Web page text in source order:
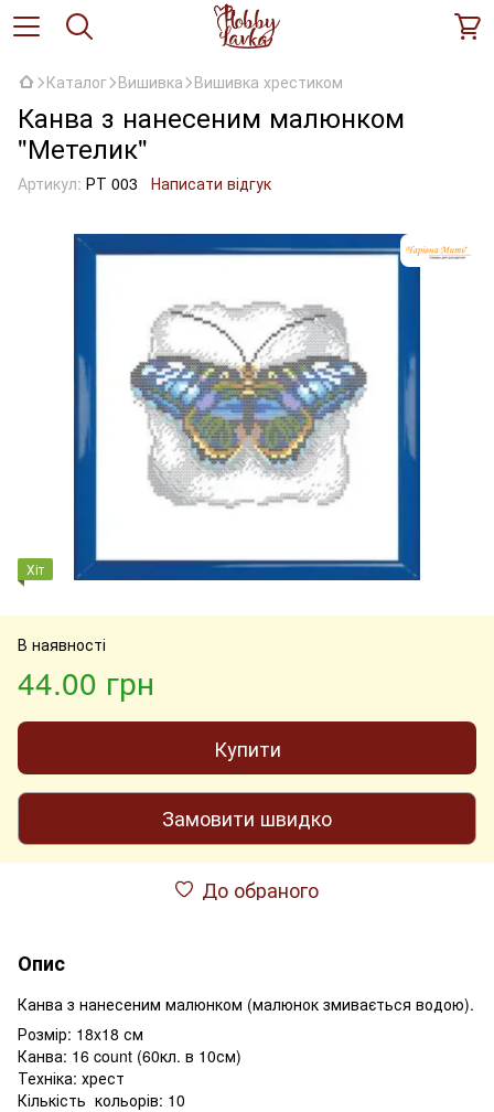
Каталог Вишивка Вишивка хрестиком
Канва з нанесеним малюнком
"Метелик"
Артикул: РТ 003 Написати відгук
Хіт
В наявності
44.00 грн
Купити
Замовити швидко
До обраного
Опис
Канва з нанесеним малюнком (малюнок змивається водою).
Розмір: 18x18 см
Канва: 16 count (60кл. в 10см)
Техніка: хрест
Кількість кольорів: 10